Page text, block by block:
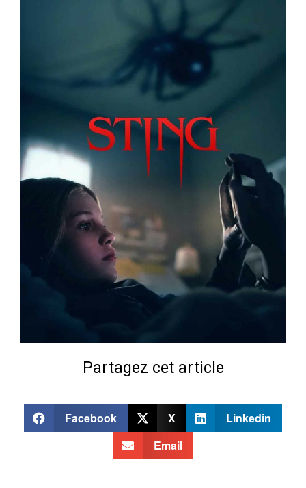
Partagez cet article
Facebook X
Linkedin
Email